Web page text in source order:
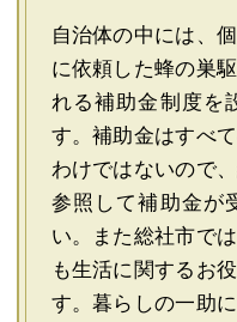
自治体の中には、
に依頼した蜂の巣
れる補助金制度を
す。補助金はすべ
わけではないので
参照して補助金が
い。また総社市で
も生活に関するお
す。暮らしの一助